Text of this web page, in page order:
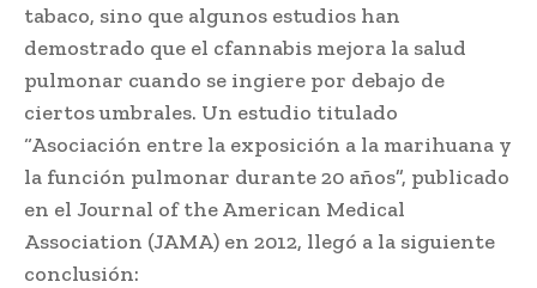
tabaco, sino que algunos estudios han
demostrado que el cfannabis mejora la salud
pulmonar cuando se ingiere por debajo de
ciertos umbrales. Un estudio titulado
“Asociación entre la exposición a la marihuana y
la función pulmonar durante 20 años”, publicado
en el Journal of the American Medical
Association (JAMA) en 2012, llegó a la siguiente
conclusión: